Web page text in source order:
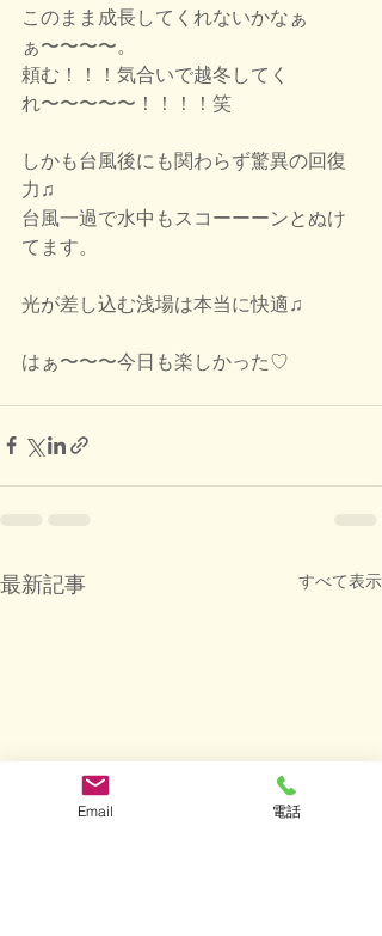
このまま成長してくれないかなぁ
ぁ〜〜〜〜。
頼む！！！気合いで越冬してく
れ〜〜〜〜〜！！！！笑
しかも台風後にも関わらず驚異の回復
力♫
台風一過で水中もスコーーーンとぬけ
てます。
光が差し込む浅場は本当に快適♫
はぁ〜〜〜今日も楽しかった♡
最新記事 すべて表示
Email 電話